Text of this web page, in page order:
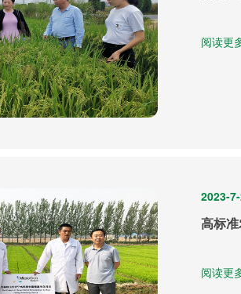
阅读更
2023-
高标
阅读更